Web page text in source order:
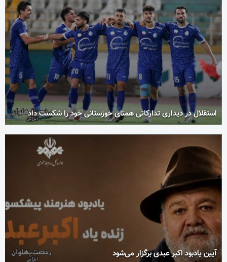
استقلال در دیداری تدارکاتی همتای خوزستانی خود را شکست داد
آیین یادبود اکبر عبدی برگزار می‌شود